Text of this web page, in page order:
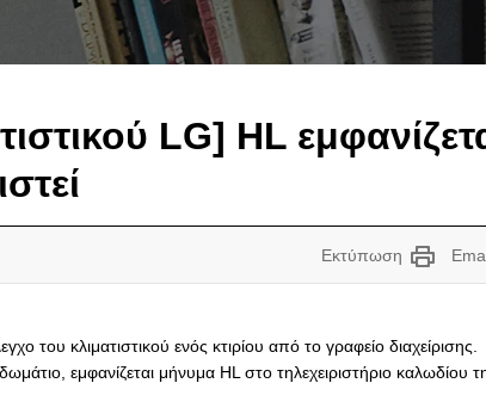
LG] HL
Εκτύπωση
του κλιματιστικού ενός κτιρίου από το γραφείο διαχείρισης.
εμφανίζεται μήνυμα HL στο τηλεχειριστήριο καλωδίου